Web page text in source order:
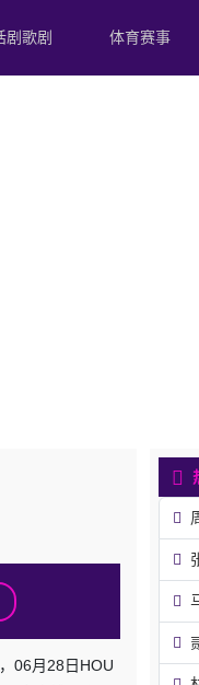
剧歌剧 体育赛事
06月28日HOU